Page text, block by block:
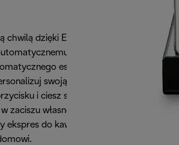
chwilą dzięki Eletta Cappuccino,
ekspresowi do kawy
espresso po kremowe
swoją idealną filiżankę
i ciesz się atmosferą prawdziwej
zaciszu własnego domu. Ten
ekspres do kawy doda stylu każdemu